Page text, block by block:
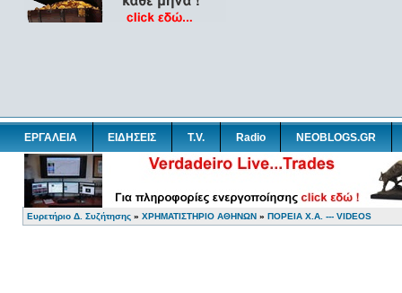
ΕΡΓΑΛΕΙΑ ΕΙΔΗΣΕΙΣ T.V. Radio NEOBLOGS.GR
Ευρετήριο Δ. Συζήτησης » ΧΡΗΜΑΤΙΣΤΗΡΙΟ ΑΘΗΝΩΝ » ΠΟΡΕΙΑ Χ.Α. --- VIDEOS